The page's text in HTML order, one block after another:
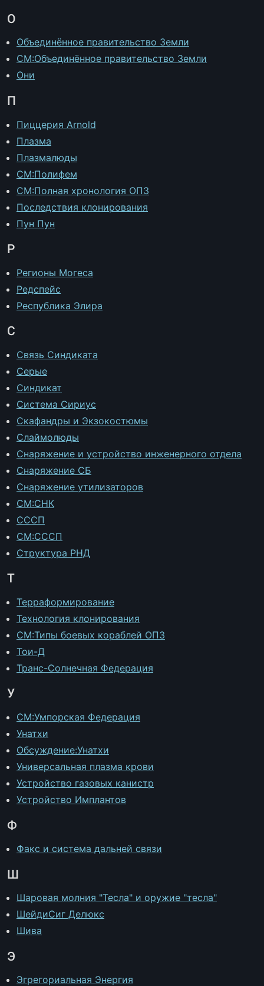
О
Объединённое правительство Земли
CM:Объединённое правительство Земли
Они
П
Пиццерия Arnold
Плазма
Плазмалюды
CM:Полифем
CM:Полная хронология ОПЗ
Последствия клонирования
Пун Пун
Р
Регионы Могеса
Редспейс
Республика Элира
С
Связь Синдиката
Серые
Синдикат
Система Сириус
Скафандры и Экзокостюмы
Слаймолюды
Снаряжение и устройство инженерного отдела
Снаряжение СБ
Снаряжение утилизаторов
CM:СНК
СССП
CM:СССП
Структура РНД
Т
Терраформирование
Технология клонирования
CM:Типы боевых кораблей ОПЗ
Тои-Д
Транс-Солнечная Федерация
У
CM:Умпорская Федерация
Унатхи
Обсуждение:Унатхи
Универсальная плазма крови
Устройство газовых канистр
Устройство Имплантов
Ф
Факс и система дальней связи
Ш
Шаровая молния "Тесла" и оружие "тесла"
ШейдиСиг Делюкс
Шива
Э
Эгрегориальная Энергия